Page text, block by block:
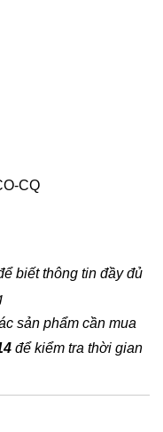
CQ
biết thông tin đầy đủ
sản phẩm cần mua
để kiểm tra thời gian